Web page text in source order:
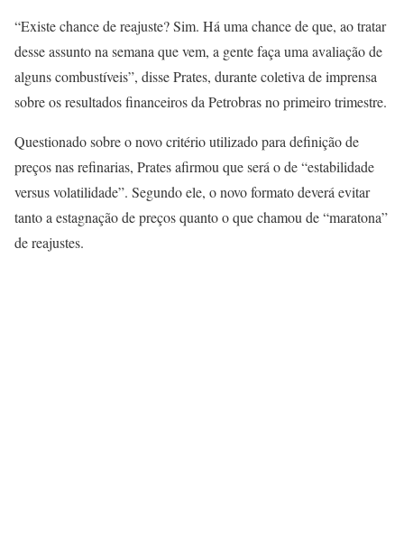
“Existe chance de reajuste? Sim. Há uma chance de que, ao tratar
desse assunto na semana que vem, a gente faça uma avaliação de
alguns combustíveis”, disse Prates, durante coletiva de imprensa
sobre os resultados financeiros da Petrobras no primeiro trimestre.
Questionado sobre o novo critério utilizado para definição de
preços nas refinarias, Prates afirmou que será o de “estabilidade
versus volatilidade”. Segundo ele, o novo formato deverá evitar
tanto a estagnação de preços quanto o que chamou de “maratona”
de reajustes.